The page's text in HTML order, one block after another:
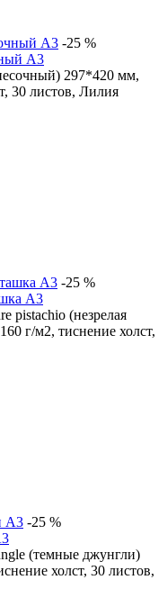
-25 %
А3
297*420 мм,
30 листов, Лилия
-25 %
А3
pistachio (незрелая
г/м2, тиснение холст,
-25 %
(темные джунгли)
холст, 30 листов,